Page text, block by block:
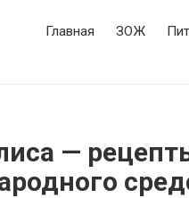
Главная ЗОЖ
—